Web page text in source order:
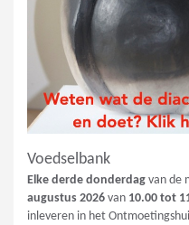
Voedselbank
Elke derde donderdag van de
augustus 2026 van 10.00 tot
inleveren in het